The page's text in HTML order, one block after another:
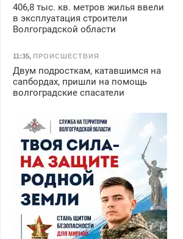
406,8 тыс. кв. метров жилья ввели
в эксплуатация строители
Волгоградской области
11:35, ПРОИСШЕСТВИЯ
Двум подросткам, катавшимся на
сапбордах, пришли на помощь
волгоградские спасатели